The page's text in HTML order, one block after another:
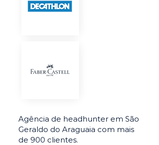
Agência de headhunter em São
Geraldo do Araguaia com mais
de 900 clientes.